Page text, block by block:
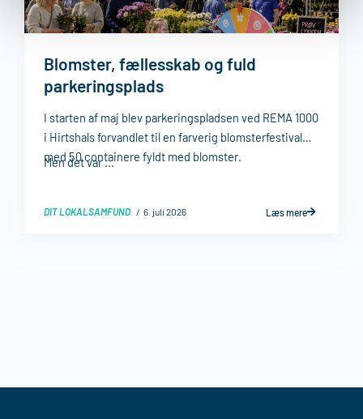
DIT LOKALSAMFUND
Blomster, fællesskab og fuld
parkeringsplads
6. juli 2026
I starten af maj blev parkeringspladsen ved REMA 1000
i Hirtshals forvandlet til en farverig blomsterfestival
med 50 containere fyldt med blomster.
Men det var ...
Læs mere